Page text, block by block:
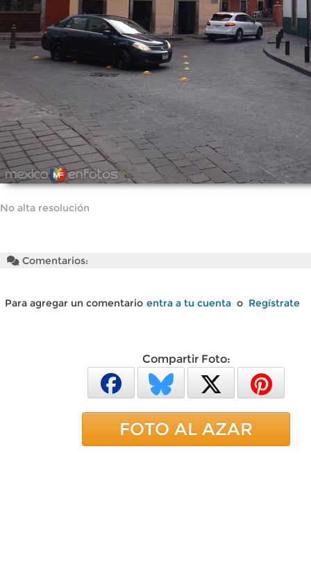
No alta resolución
Comentarios:
Para agregar un comentario entra a tu cuenta o Regístrate
Compartir Foto:
FOTO AL AZAR